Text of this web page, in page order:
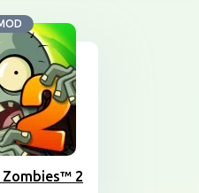
Zombies™ 2